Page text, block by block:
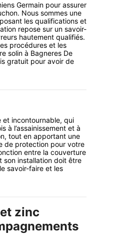
Germain pour assurer
Nous sommes une
les qualifications et
repose sur un savoir-
hautement qualifiés.
procédures et les
solin à Bagneres De
gratuit pour avoir de
et incontournable, qui
à l’assainissement et à
tout en apportant une
de protection pour votre
entre la couverture
son installation doit être
savoir-faire et les
zinc